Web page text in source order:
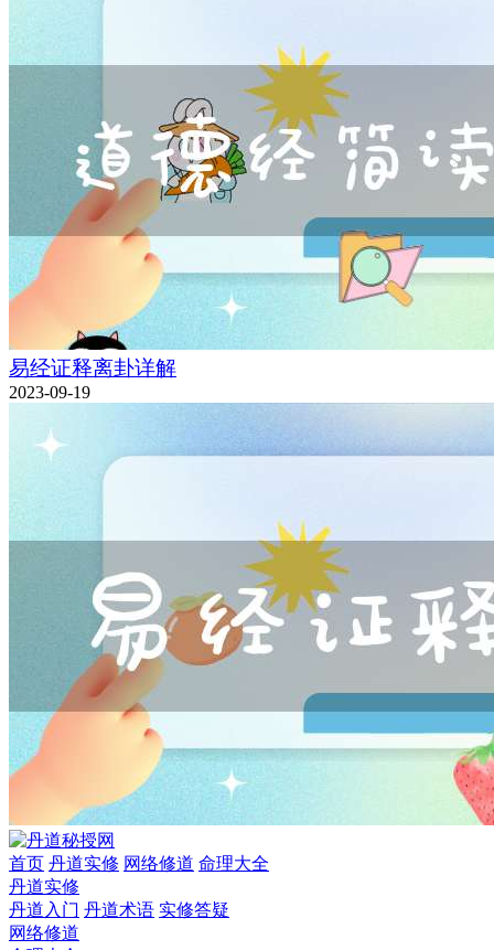
易经证释离卦详解
2023-09-19
首页 丹道实修 网络修道 命理大全
丹道实修
丹道入门 丹道术语 实修答疑
网络修道